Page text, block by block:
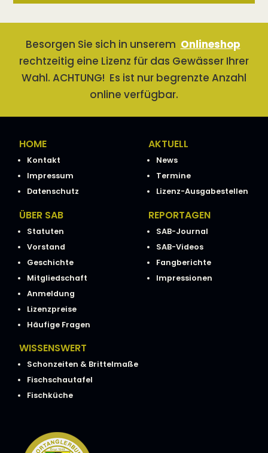
Besorgen Sie sich in unserem Onlineshop
rechtzeitig eine Lizenz für das Gewässer Ihrer
Wahl. ACHTUNG! Es ist nur begrenzte Anzahl
online verfügbar.
HOME
Kontakt
Impressum
Datenschutz
AKTUELL
News
Termine
Lizenz-Ausgabestellen
ÜBER SAB
Statuten
Vorstand
Geschichte
Mitgliedschaft
Anmeldung
Lizenzpreise
Häufige Fragen
REPORTAGEN
SAB-Journal
SAB-Videos
Fangberichte
Impressionen
WISSENSWERT
Schonzeiten & Brittelmaße
Fischschautafel
Fischküche